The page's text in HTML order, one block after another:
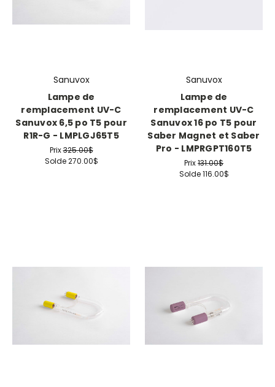
Sanuvox
Lampe de
remplacement UV-C
Sanuvox 6,5 po T5 pour
R1R-G - LMPLGJ65T5
Prix325.00$
Solde270.00$
Sanuvox
Lampe de
remplacement UV-C
Sanuvox 16 po T5 pour
Saber Magnet et Saber
Pro - LMPRGPT160T5
Prix131.00$
Solde116.00$